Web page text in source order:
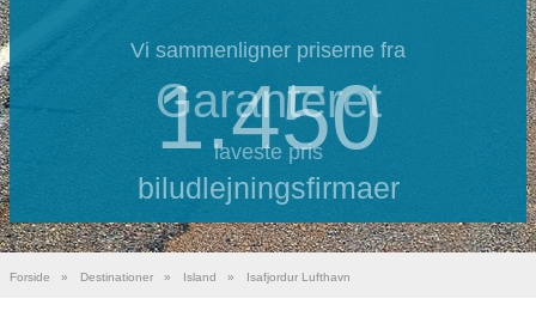
Vi sammenligner priserne fra
1.450
biludlejningsfirmaer
Garanteret
laveste pris
Forside » Destinationer » Island » Isafjordur Lufthavn